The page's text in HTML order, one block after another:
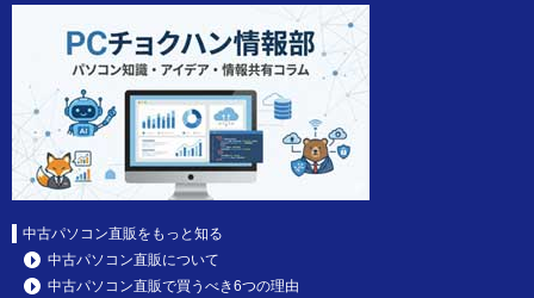
中古パソコン直販をもっと知る
中古パソコン直販について
中古パソコン直販で買うべき6つの理由